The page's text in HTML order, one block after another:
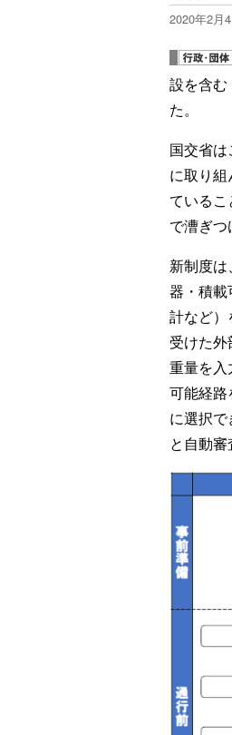
2020年2月
設を含む
た。
国交省
に取り
ているこ
で漕ぎつ
新制度
器・積
計など
受けた
重量を
可能経
に選択
と自動